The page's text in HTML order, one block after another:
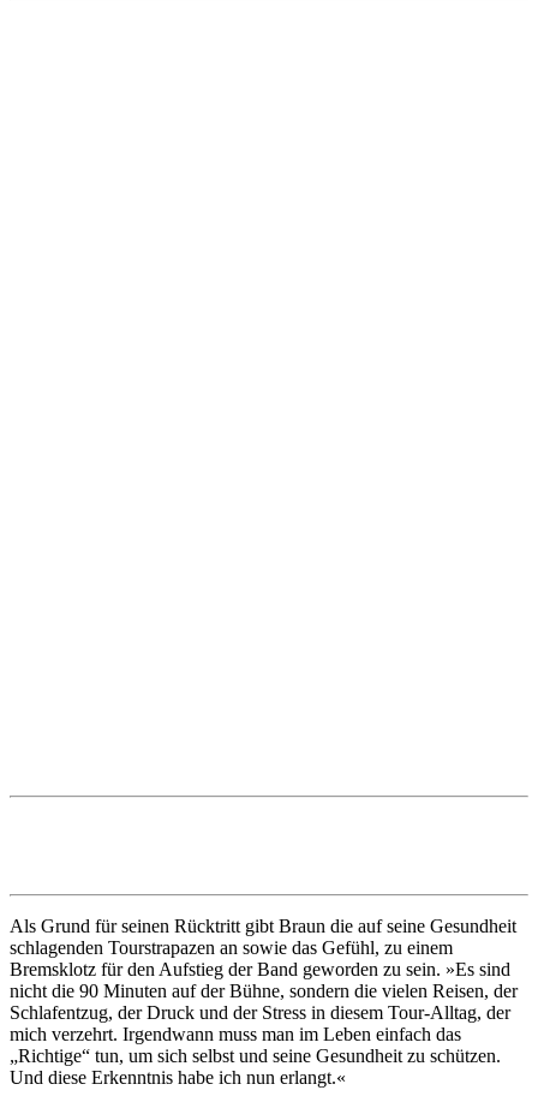
Als Grund für seinen Rücktritt gibt Braun die auf seine Gesundheit
schlagenden Tourstrapazen an sowie das Gefühl, zu einem
Bremsklotz für den Aufstieg der Band geworden zu sein. »Es sind
nicht die 90 Minuten auf der Bühne, sondern die vielen Reisen, der
Schlafentzug, der Druck und der Stress in diesem Tour-Alltag, der
mich verzehrt. Irgendwann muss man im Leben einfach das
„Richtige“ tun, um sich selbst und seine Gesundheit zu schützen.
Und diese Erkenntnis habe ich nun erlangt.«